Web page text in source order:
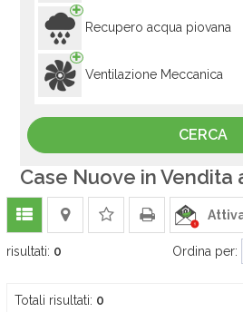
Recupero acqua piovana
Ventilazione Meccanica
Case Nuove in Vendita
risultati: 0 Ordina per:
Totali risultati: 0